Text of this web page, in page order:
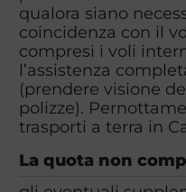
qualora siano
coincidenza con il
compresi i voli
l’assistenza
(prendere visione
polizze).
trasporti a terra in
La quota non